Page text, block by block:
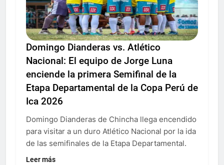
Domingo Dianderas vs. Atlético
Nacional: El equipo de Jorge Luna
enciende la primera Semifinal de la
Etapa Departamental de la Copa Perú de
Ica 2026
Domingo Dianderas de Chincha llega encendido
para visitar a un duro Atlético Nacional por la ida
de las semifinales de la Etapa Departamental.
Leer más